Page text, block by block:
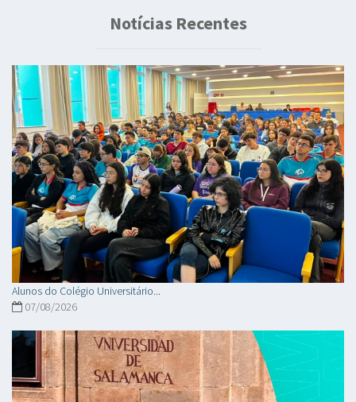
Notícias Recentes
Alunos do Colégio Universitário...
07/08/2026